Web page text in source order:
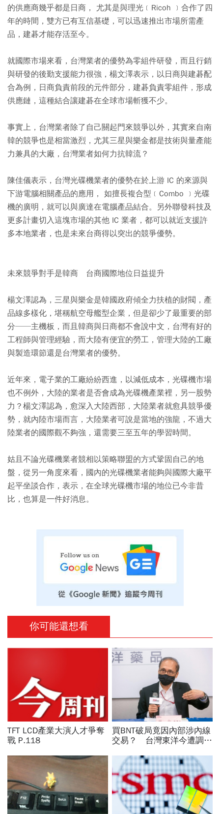
的供應商幾乎都是日商， 尤其是與理光﹝Ricoh ﹞合作了四
年的時間，雙方已有互信基礎，可以迅速推出市場所需產
品，建碁才能存活至今。
就國際市場來看，台灣業者的優勢為零組件研發，而且行銷
與研發的後勤支援能力很強，楊文澤表示，以日商與建碁配
合為例，日商負責前段的元件部分，建碁負責零組件，形成
供應鏈，這種結合讓建碁在全球市場斬獲不少。
事實上，台灣業者除了自己關起門來競爭以外，其實來自南
韓的競爭也是相當激烈，尤其三星與樂金都是技術與量產能
力兼具的大廠，台灣業者如何力抗韓流？
陳佳儀表示，台灣光碟機業者的優勢在於上游 IC 的來源與
下游電腦相關產品的應用， 如擅長複合型﹝Combo ﹞光碟
機的廣明，就可以與廣達在電腦產品結合。另外聯發科技及
更多計畫切入這塊市場的其他 IC 業者，都可以就近支援許
多本地業者，也是未來台商得以突出的競爭優勢。
未來競爭對手是韓商 台商國際地位日益提升
楊文澤認為，三星與樂金是韓國政府傾全力扶植的財閥，產
品線多樣化，堪稱航空母艦型企業，但是卻少了最重要的部
分──主機板，而且韓商與日商都不會說中文，台灣有好的
工程師與管理經驗，而大陸有便宜的勞工，管理大陸的工廠
與製造環節還是台灣業者的優勢。
近年來，電子業的工廠紛紛西進，以減低成本，光碟機市場
也不例外，大陸的業者是否會成為光碟機產業裡，另一股勢
力？楊文澤認為，愈深入大陸西部，大陸業者就愈具競爭優
勢，就內陸市場而言，大陸業者可說是當地的強龍，不過大
陸業者的國際觀不夠強，還需要三至五年的學習時間。
姑且不論光碟機業者競相以策略聯盟的方式鞏固自己的地
盤，從另一角度來看，國內的光碟機業者能夠與國際大廠平
起平坐談合作，表示，在全球光碟機市場的地位已今非昔
比，也算是一件好消息。
你可能還想看
TFT LCD產業大演人才爭奪
戰 P.118
買BNT破局竟因內部涉內線
交易？ 台灣東洋今遭調查